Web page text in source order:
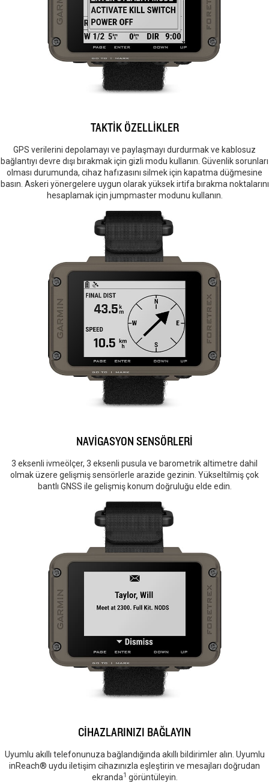
TAKTİK ÖZELLİKLER
GPS verilerini depolamayı ve paylaşmayı durdurmak ve kablosuz
bağlantıyı devre dışı bırakmak için gizli modu kullanın. Güvenlik sorunları
olması durumunda, cihaz hafızasını silmek için kapatma düğmesine
basın. Askeri yönergelere uygun olarak yüksek irtifa bırakma noktalarını
hesaplamak için jumpmaster modunu kullanın.
NAVİGASYON SENSÖRLERİ
3 eksenli ivmeölçer, 3 eksenli pusula ve barometrik altimetre dahil
olmak üzere gelişmiş sensörlerle arazide gezinin. Yükseltilmiş çok
bantlı GNSS ile gelişmiş konum doğruluğu elde edin.
CİHAZLARINIZI BAĞLAYIN
Uyumlu akıllı telefonunuza bağlandığında akıllı bildirimler alın. Uyumlu
inReach® uydu iletişim cihazınızla eşleştirin ve mesajları doğrudan
ekranda1 görüntüleyin.